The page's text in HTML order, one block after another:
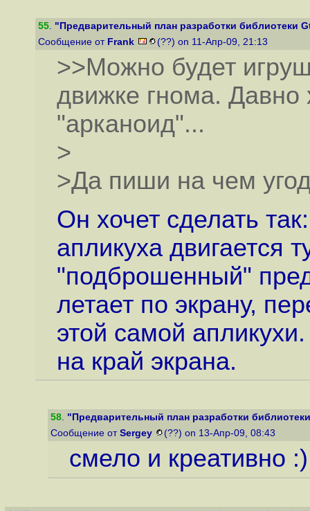
55. "Предварительный план разработки библиотеки
Сообщение от Frank (??) on 11-Апр-09, 21:13
>>Можно будет
движке гнома. Давно
"арканоид"...
>
>Да пиши на чем
Он хочет сделать
апликуха двигается
"подброшенный"
летает по экрану,
этой самой
на край экрана.
58. "Предварительный план разработки
Сообщение от Sergey (??) on 13-Апр-09, 08:43
смело и креативно :)